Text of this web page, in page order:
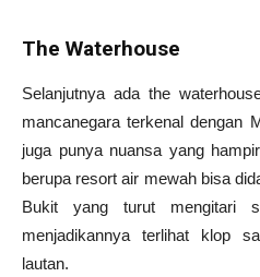
The Waterhouse
Selanjutnya ada the
mancanegara terkenal dengan
juga punya nuansa yang
berupa resort air mewah bisa
Bukit yang turut mengitari
menjadikannya terlihat klop
lautan.